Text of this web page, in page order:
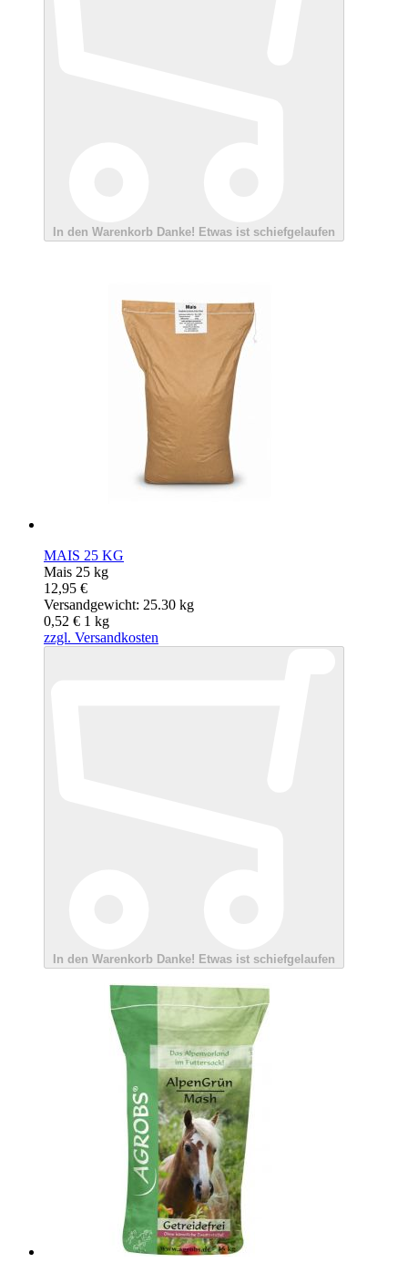
In den Warenkorb Danke! Etwas ist schiefgelaufen
MAIS 25 KG
Mais 25 kg
12,95 €
Versandgewicht: 25.30 kg
0,52 € 1 kg
zzgl. Versandkosten
In den Warenkorb Danke! Etwas ist schiefgelaufen